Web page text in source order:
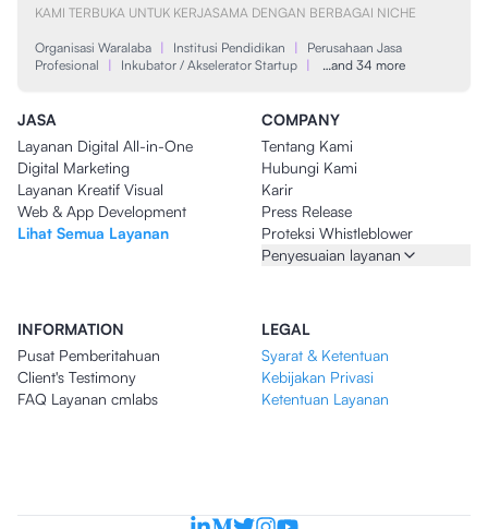
KAMI TERBUKA UNTUK KERJASAMA DENGAN BERBAGAI NICHE
Organisasi Waralaba | Institusi Pendidikan |
Perusahaan Jasa
Profesional
| Inkubator / Akselerator Startup | …and 34 more
JASA
Layanan Digital All-in-One
Digital Marketing
Layanan Kreatif Visual
Web & App Development
Lihat Semua Layanan
COMPANY
Tentang Kami
Hubungi Kami
Karir
Press Release
Proteksi Whistleblower
Penyesuaian layanan
INFORMATION
Pusat Pemberitahuan
Client's Testimony
FAQ Layanan cmlabs
LEGAL
Syarat & Ketentuan
Kebijakan Privasi
Ketentuan Layanan